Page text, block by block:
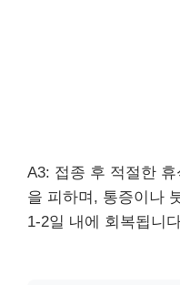
A3: 접종 후 적절한
을 피하며, 통증이나
1-2일 내에 회복됩니